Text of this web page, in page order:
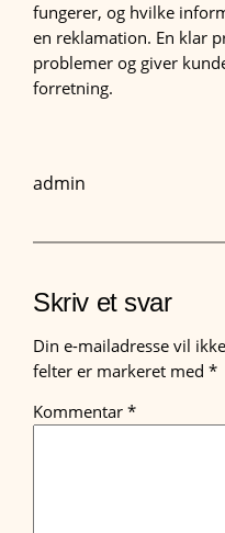
fungerer, og hvilke
en reklamation. En klar
problemer og giver
forretning.
admin
Skriv et svar
Din e-mailadresse vil
felter er markeret med*
Kommentar*